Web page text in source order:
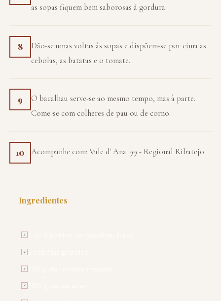
as sopas fiquem bem saborosas à gordura.
8
Dão-se umas voltas ás sopas e dispõem-se por cima as
cebolas, as batatas e o tomate.
9
O bacalhau serve-se ao mesmo tempo, mas à parte.
Come-se com colheres de pau ou de corno.
10 Acompanhe com: Vale d' Ana '99 - Regional Ribatejo
Ingredientes
✓
✓
✓
✓